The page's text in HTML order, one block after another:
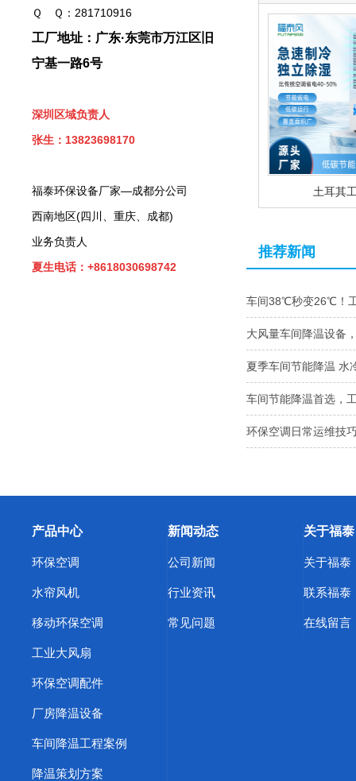
Ｑ Ｑ：281710916
工厂地址：广东·东莞市万江区旧
宁基一路6号
深圳区域负责人
张生：13823698170
福泰环保设备厂家—成都分公司
西南地区(四川、重庆、成都)
业务负责人
夏生电话：+8618030698742
土耳其
推荐新闻
车间38℃秒变26℃！
大风量车间降温设备
夏季车间节能降温
车间节能降温首选，
环保空调日常运维技
产品中心
环保空调
水帘风机
移动环保空调
工业大风扇
环保空调配件
厂房降温设备
车间降温工程案例
降温策划方案
新闻动态
公司新闻
行业资讯
常见问题
关于福泰
关于福泰
联系福泰
在线留言